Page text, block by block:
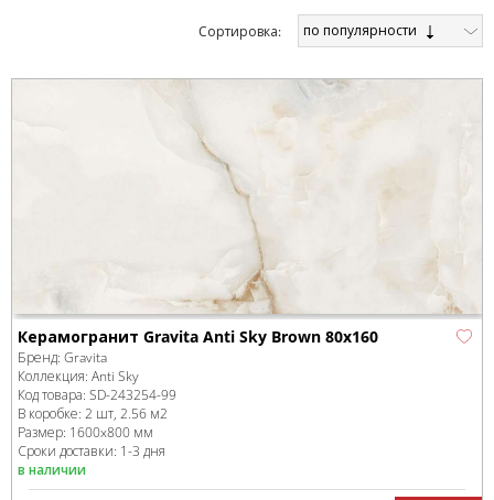
Cортировка: по популярности
Керамогранит Gravita Anti Sky Brown 80x160
Бренд: Gravita
Коллекция: Anti Sky
Код товара: SD-243254-99
В коробке: 2 шт, 2.56 м2
Размер: 1600x800 мм
Сроки доставки: 1-3 дня
в наличии